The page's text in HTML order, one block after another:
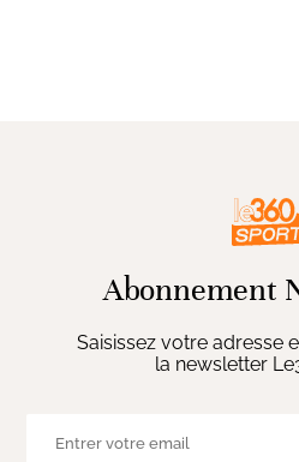
Abonnement
Saisissez votre adresse
la newsletter